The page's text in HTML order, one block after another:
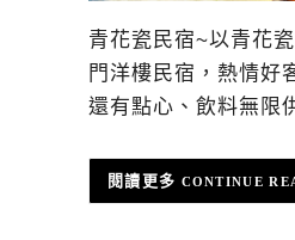
青花瓷民宿~以青花
門洋樓民宿，熱情好
還有點心、飲料無
CONTINUE